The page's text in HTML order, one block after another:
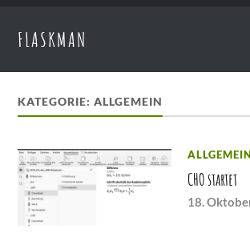
FLASKMAN
KATEGORIE:ALLGEMEIN
ALLGEMEIN
CHO startet
18.